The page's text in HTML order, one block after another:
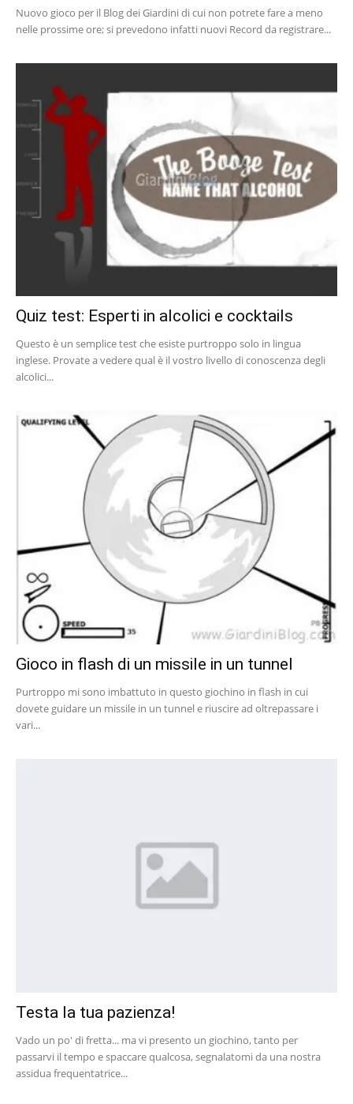
Nuovo gioco per il Blog dei Giardini di cui non potrete fare a meno
nelle prossime ore; si prevedono infatti nuovi Record da registrare...
Quiz test: Esperti in alcolici e cocktails
Questo è un semplice test che esiste purtroppo solo in lingua
inglese. Provate a vedere qual è il vostro livello di conoscenza degli
alcolici...
Gioco in flash di un missile in un tunnel
Purtroppo mi sono imbattuto in questo giochino in flash in cui
dovete guidare un missile in un tunnel e riuscire ad oltrepassare i
vari...
Testa la tua pazienza!
Vado un po' di fretta... ma vi presento un giochino, tanto per
passarvi il tempo e spaccare qualcosa, segnalatomi da una nostra
assidua frequentatrice...